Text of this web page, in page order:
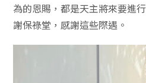
為的恩賜，都是天主將來要進
謝保祿堂，感謝這些際遇。